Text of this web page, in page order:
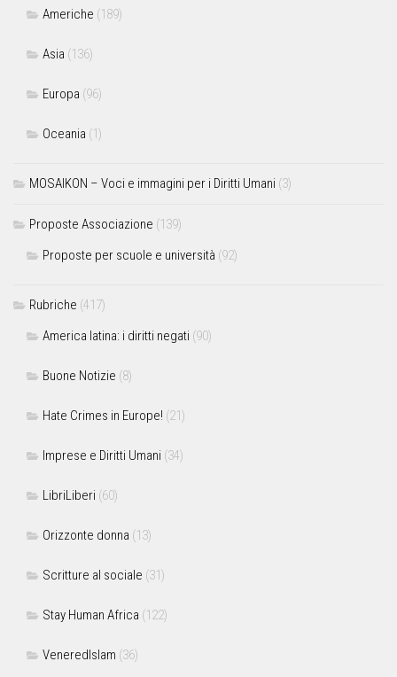
Americhe (189)
Asia (136)
Europa (96)
Oceania (1)
MOSAIKON – Voci e immagini per i Diritti Umani (3)
Proposte Associazione (139)
Proposte per scuole e università (92)
Rubriche (417)
America latina: i diritti negati (90)
Buone Notizie (8)
Hate Crimes in Europe! (21)
Imprese e Diritti Umani (34)
LibriLiberi (60)
Orizzonte donna (13)
Scritture al sociale (31)
Stay Human Africa (122)
VeneredIslam (36)